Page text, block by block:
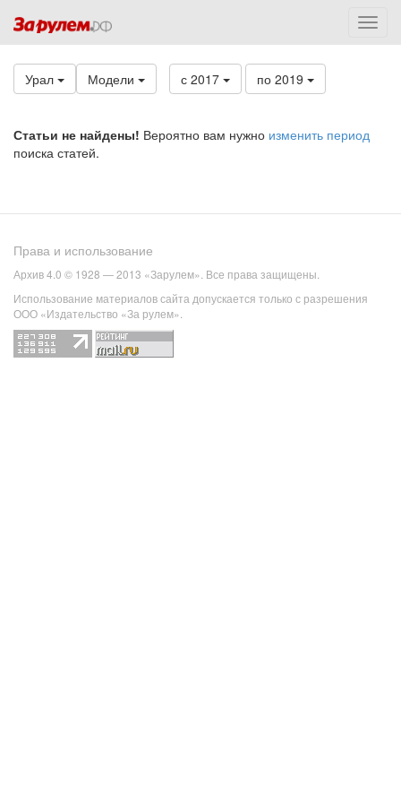
Урал Модели с 2017 по 2019
Статьи не найдены! Вероятно вам нужно изменить период
поиска статей.
Права и использование
Архив 4.0 © 1928 — 2013 «Зарулем». Все права защищены.
Использование материалов сайта допускается только с разрешения
ООО «Издательство «За рулем».